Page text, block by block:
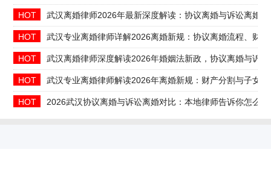
HOT 武汉离婚律师2026年最新深度解读：协议离婚与诉讼离婚
HOT 武汉专业离婚律师详解2026离婚新规：协议离婚流程、财
HOT 武汉离婚律师深度解读2026年婚姻法新政，协议离婚与诉
HOT 武汉专业离婚律师解读2026年离婚新规：财产分割与子女
HOT 2026武汉协议离婚与诉讼离婚对比：本地律师告诉你怎么